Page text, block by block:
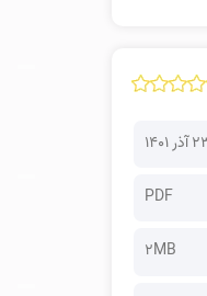
۱۴۰۱
PDF
2MB